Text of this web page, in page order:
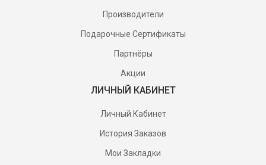
Производители
Подарочные Сертификаты
Партнёры
Акции
ЛИЧНЫЙ КАБИНЕТ
Личный Кабинет
История Заказов
Мои Закладки